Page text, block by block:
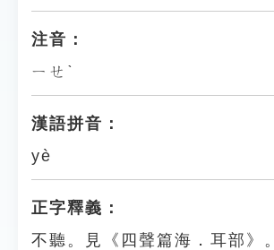
注音：
ㄧㄝˋ
漢語拼音：
yè
正字釋義：
不聽。見《四聲篇海．耳部》。